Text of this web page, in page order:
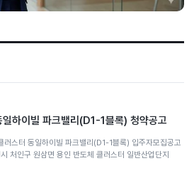
하이빌 파크밸리(D1-1블록) 청약공고
러스터 동일하이빌 파크밸리(D1-1블록) 입주자모집공고
처인구 원삼면 용인 반도체 클러스터 일반산업단지